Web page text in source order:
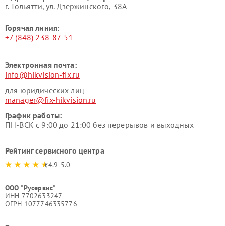
г. Тольятти, ул. Дзержинского, 38А
Горячая линия:
+7 (848) 238-87-51
Электронная почта:
info@hikvision-fix.ru
для юридических лиц
manager@fix-hikvision.ru
График работы:
ПН-ВСК с 9:00 до 21:00 без перерывов и выходных
Рейтинг сервисного центра
4.9-5.0
ООО "Русервис"
ИНН 7702633247
ОГРН 1077746335776